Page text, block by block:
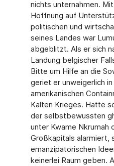
nichts unternahmen.
Hoffnung auf
politischen und
seines Landes war
abgeblitzt. Als er sich
Landung belgischer
Bitte um Hilfe an die
geriet er unweigerlich
amerikanischen
Kalten Krieges. Hatte
der selbstbewussten
unter Kwame Nkrumah
Großkapitals alarmiert,
emanzipatorischen
keinerlei Raum geben.